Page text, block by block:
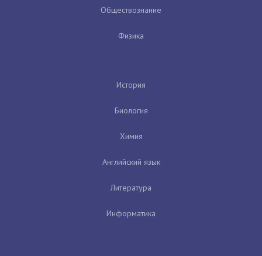
Обществознание
Физика
История
Биология
Химия
Английский язык
Литература
Информатика